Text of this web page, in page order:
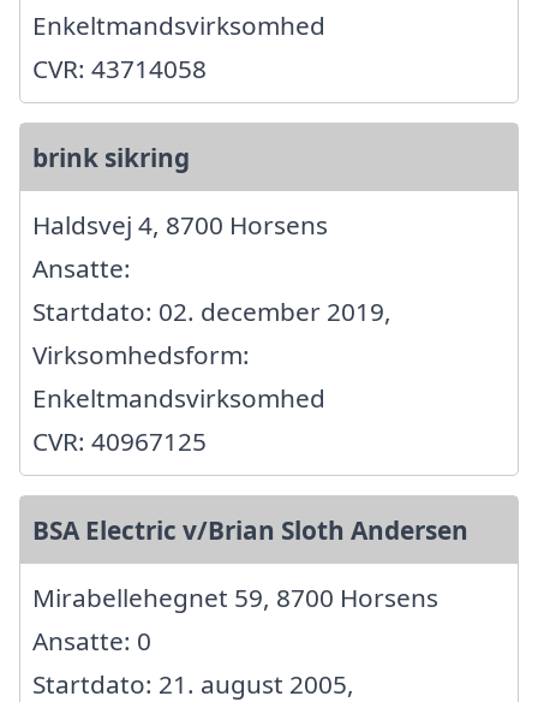
Enkeltmandsvirksomhed
CVR: 43714058
brink sikring
Haldsvej 4, 8700 Horsens
Ansatte:
Startdato: 02. december 2019,
Virksomhedsform:
Enkeltmandsvirksomhed
CVR: 40967125
BSA Electric v/Brian Sloth Andersen
Mirabellehegnet 59, 8700 Horsens
Ansatte: 0
Startdato: 21. august 2005,